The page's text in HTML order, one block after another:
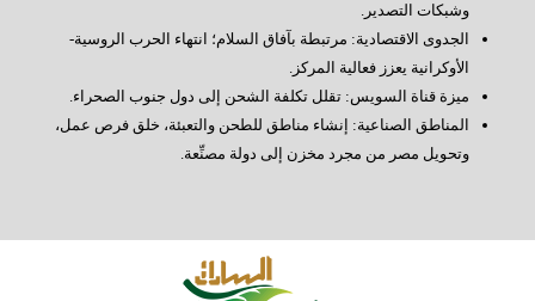
وشبكات التصدير.
الجدوى الاقتصادية: مرتبطة بآفاق السلام؛ انتهاء الحرب الروسية-
الأوكرانية يعزز فعالية المركز.
ميزة قناة السويس: تقلل تكلفة الشحن إلى دول جنوب الصحراء.
المناطق الصناعية: إنشاء مناطق للطحن والتعبئة، خلق فرص عمل،
وتحويل مصر من مجرد مخزن إلى دولة مصنِّعة.